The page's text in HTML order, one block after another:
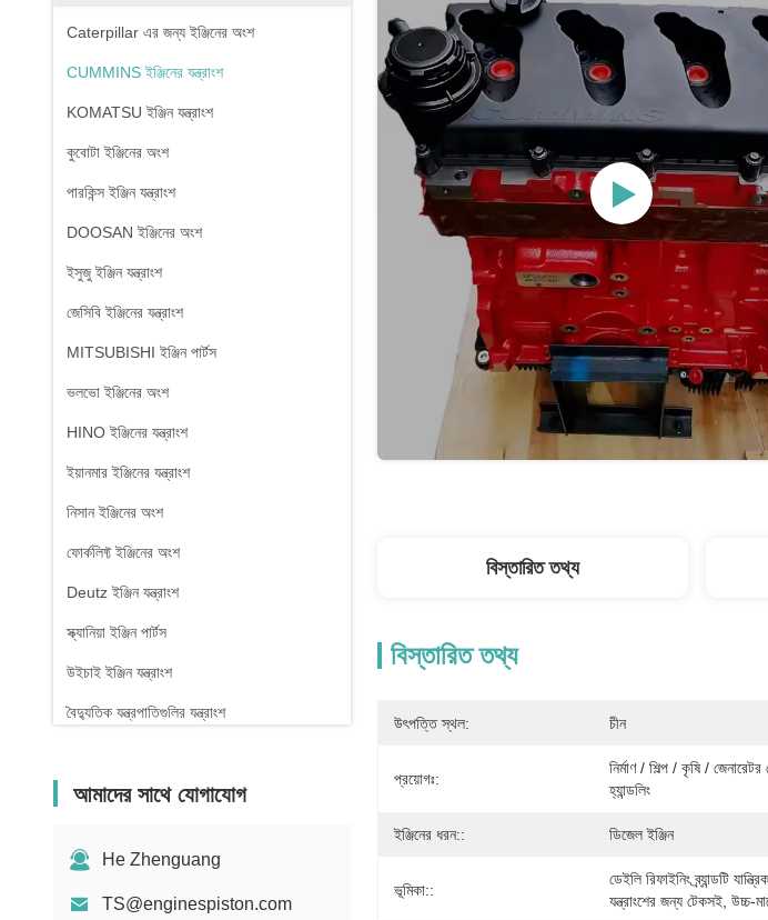
Caterpillar এর জন্য ইঞ্জিনের অংশ
CUMMINS ইঞ্জিনের যন্ত্রাংশ
KOMATSU ইঞ্জিন যন্ত্রাংশ
কুবোটা ইঞ্জিনের অংশ
পারকিন্স ইঞ্জিন যন্ত্রাংশ
DOOSAN ইঞ্জিনের অংশ
ইসুজু ইঞ্জিন যন্ত্রাংশ
জেসিবি ইঞ্জিনের যন্ত্রাংশ
MITSUBISHI ইঞ্জিন পার্টস
ভলভো ইঞ্জিনের অংশ
HINO ইঞ্জিনের যন্ত্রাংশ
ইয়ানমার ইঞ্জিনের যন্ত্রাংশ
নিসান ইঞ্জিনের অংশ
ফোর্কলিফ্ট ইঞ্জিনের অংশ
Deutz ইঞ্জিন যন্ত্রাংশ
স্ক্যানিয়া ইঞ্জিন পার্টস
উইচাই ইঞ্জিন যন্ত্রাংশ
বৈদ্যুতিক যন্ত্রপাতিগুলির যন্ত্রাংশ
আমাদের সাথে যোগাযোগ
He Zhenguang
TS@enginespiston.com
বিস্তারিত তথ্য
বিস্তারিত তথ্য
উৎপত্তি স্থল: চীন
প্রয়োগঃ:
নির্মাণ / শিল্প / কৃষি /
হ্যান্ডলিং
ইঞ্জিনের ধরন:: ডিজেল ইঞ্জিন
ভূমিকা::
ডেইলি রিফাইনিং ব্র্যান্ডটি
যন্ত্রাংশের জন্য টেকসই, উচ্চ-